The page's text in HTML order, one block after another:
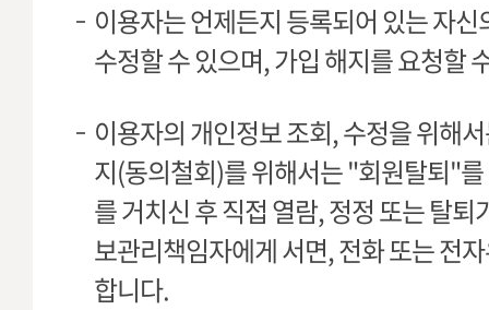
이용자는 언제든지 등록되어 있는 자
수정할 수 있으며, 가입 해지를 요청할
이용자의 개인정보 조회, 수정을 위해
지(동의철회)를 위해서는 "회원탈퇴"
를 거치신 후 직접 열람, 정정 또는 탈
보관리책임자에게 서면, 전화 또는 전
합니다.